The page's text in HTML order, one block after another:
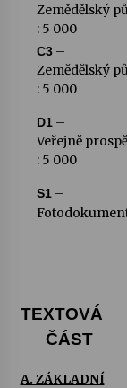
Zemědělský
: 5 000
C3 –
Zemědělský
: 5 000
D1 –
Veřejně
: 5 000
S1 –
TEXTOVÁ
ČÁST
A. ZÁKLADNÍ